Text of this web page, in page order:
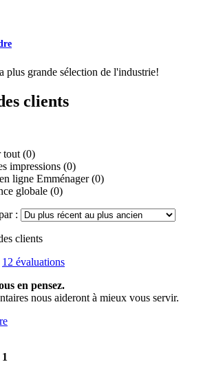
plus grande sélection de l'industrie!
clients
tout (0)
impressions (0)
ligne Emménager (0)
globale (0)
:
clients
12 évaluations
en pensez.
nous aideront à mieux vous servir.
1